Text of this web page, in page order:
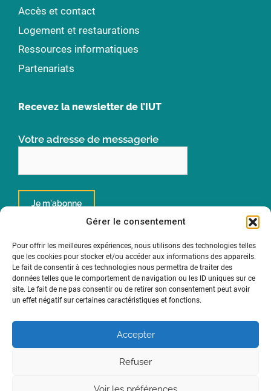
Gérer le consentement
Pour offrir les meilleures expériences, nous utilisons des technologies telles
que les cookies pour stocker et/ou accéder aux informations des appareils.
Le fait de consentir à ces technologies nous permettra de traiter des
données telles que le comportement de navigation ou les ID uniques sur ce
site. Le fait de ne pas consentir ou de retirer son consentement peut avoir
un effet négatif sur certaines caractéristiques et fonctions.
Accepter
Refuser
Accès et contact
Logement et restaurations
Ressources informatiques
Partenariats
Recevez la newsletter de l’IUT
Votre adresse de messagerie
Un institut de
Déclaration d’accessibilité